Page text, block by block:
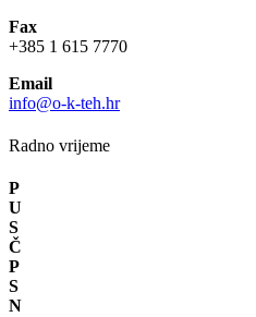
Fax
+385 1 615 7770
Email
info@o-k-teh.hr
Radno vrijeme
P
U
S
Č
P
S
N